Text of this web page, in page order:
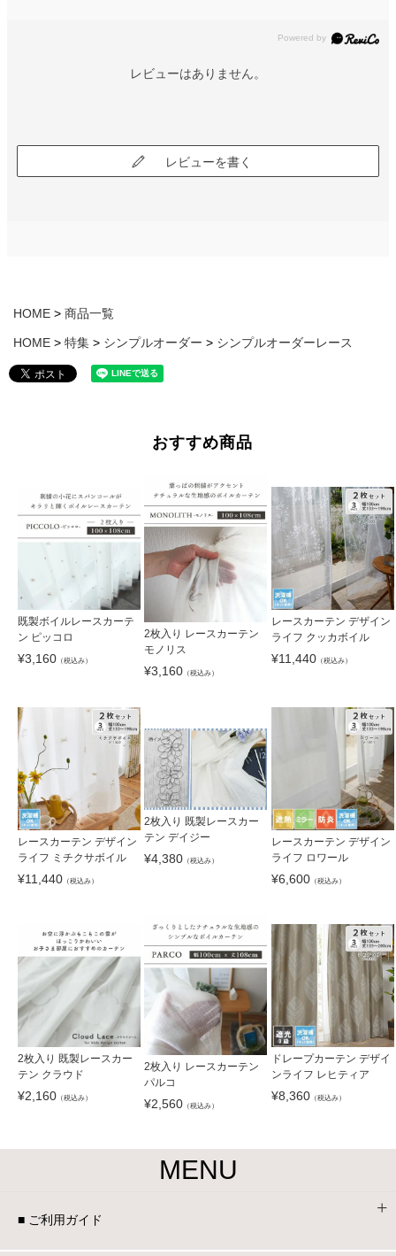
レビューはありません。
レビューを書く
HOME 商品一覧
HOME 特集 シンプルオーダー シンプルオーダーレース
おすすめ商品
既製ボイルレースカーテ
ン ピッコロ
¥3,160 （税込み）
2枚入り レースカーテン
モノリス
¥3,160 （税込み）
レースカーテン デザイン
ライフ クッカボイル
¥11,440（税込み）
レースカーテン デザイン
ライフ ミチクサボイル
¥11,440 （税込み）
2枚入り 既製レースカー
テン デイジー
¥4,380 （税込み）
レースカーテン デザイン
ライフ ロワール
¥6,600（税込み）
2枚入り 既製レースカー
テン クラウド
¥2,160 （税込み）
2枚入り レースカーテン
パルコ
¥2,560 （税込み）
ドレープカーテン デザイ
ンライフ レヒティア
¥8,360（税込み）
MENU
■ ご利用ガイド